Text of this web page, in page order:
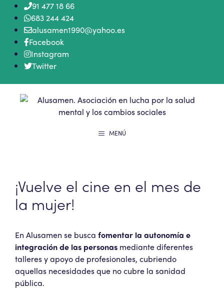
Saltar
contenido
91 477 18 66
683 244 424
alusamen1990@yahoo.es
Facebook
Instagram
Twitter
MENÚ
¡Vuelve el cine en el mes de
la mujer!
En Alusamen se busca fomentar la autonomía e
integración de las personas mediante diferentes
talleres y apoyo de profesionales, cubriendo
aquellas necesidades que no cubre la sanidad
pública.